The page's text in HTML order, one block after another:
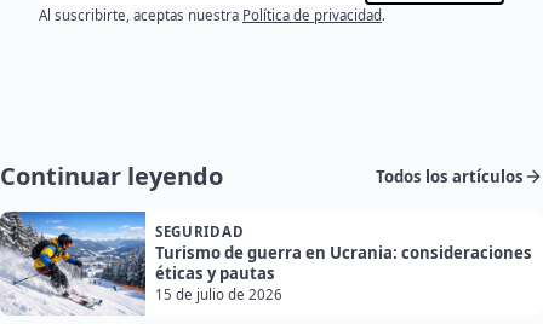
Al suscribirte, aceptas nuestra Política de privacidad.
Continuar leyendo Todos los artículos
SEGURIDAD
Turismo de guerra en Ucrania: consideraciones
éticas y pautas
15 de julio de 2026